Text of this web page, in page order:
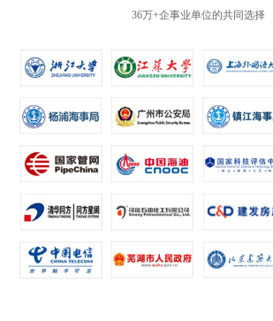
36万+企事业单位的共同选择